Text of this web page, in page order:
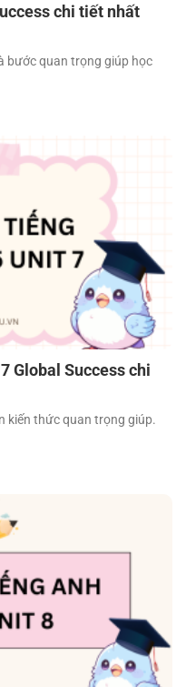
chi tiết nhất
bước quan trọng giúp học
Global Success chi
kiến thức quan trọng giúp.